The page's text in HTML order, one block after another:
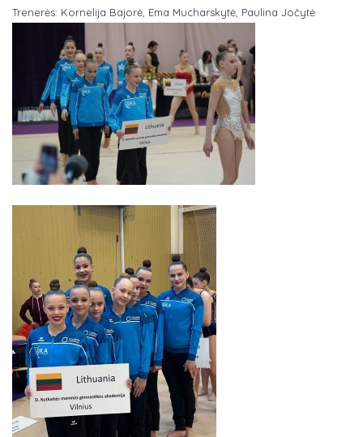
Trenerės: Kornelija Bajorė, Ema Mucharskytė, Paulina Jočytė